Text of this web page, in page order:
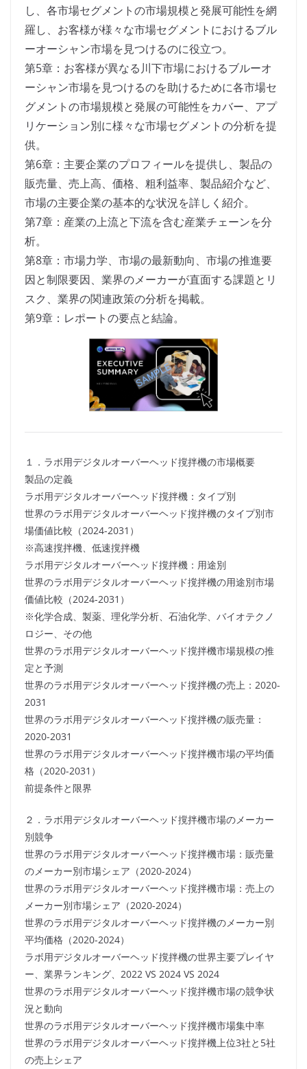
し、各市場セグメントの市場規模と発展可能性を網
羅し、お客様が様々な市場セグメントにおけるブル
ーオーシャン市場を見つけるのに役立つ。
第5章：お客様が異なる川下市場におけるブルーオ
ーシャン市場を見つけるのを助けるために各市場セ
グメントの市場規模と発展の可能性をカバー、アプ
リケーション別に様々な市場セグメントの分析を提
供。
第6章：主要企業のプロフィールを提供し、製品の
販売量、売上高、価格、粗利益率、製品紹介など、
市場の主要企業の基本的な状況を詳しく紹介。
第7章：産業の上流と下流を含む産業チェーンを分
析。
第8章：市場力学、市場の最新動向、市場の推進要
因と制限要因、業界のメーカーが直面する課題とリ
スク、業界の関連政策の分析を掲載。
第9章：レポートの要点と結論。
１．ラボ用デジタルオーバーヘッド撹拌機の市場概要
製品の定義
ラボ用デジタルオーバーヘッド撹拌機：タイプ別
世界のラボ用デジタルオーバーヘッド撹拌機のタイプ別市
場価値比較（2024-2031）
※高速撹拌機、低速撹拌機
ラボ用デジタルオーバーヘッド撹拌機：用途別
世界のラボ用デジタルオーバーヘッド撹拌機の用途別市場
価値比較（2024-2031）
※化学合成、製薬、理化学分析、石油化学、バイオテクノ
ロジー、その他
世界のラボ用デジタルオーバーヘッド撹拌機市場規模の推
定と予測
世界のラボ用デジタルオーバーヘッド撹拌機の売上：2020-
2031
世界のラボ用デジタルオーバーヘッド撹拌機の販売量：
2020-2031
世界のラボ用デジタルオーバーヘッド撹拌機市場の平均価
格（2020-2031）
前提条件と限界
２．ラボ用デジタルオーバーヘッド撹拌機市場のメーカー
別競争
世界のラボ用デジタルオーバーヘッド撹拌機市場：販売量
のメーカー別市場シェア（2020-2024）
世界のラボ用デジタルオーバーヘッド撹拌機市場：売上の
メーカー別市場シェア（2020-2024）
世界のラボ用デジタルオーバーヘッド撹拌機のメーカー別
平均価格（2020-2024）
ラボ用デジタルオーバーヘッド撹拌機の世界主要プレイヤ
ー、業界ランキング、2022 VS 2024 VS 2024
世界のラボ用デジタルオーバーヘッド撹拌機市場の競争状
況と動向
世界のラボ用デジタルオーバーヘッド撹拌機市場集中率
世界のラボ用デジタルオーバーヘッド撹拌機上位3社と5社
の売上シェア